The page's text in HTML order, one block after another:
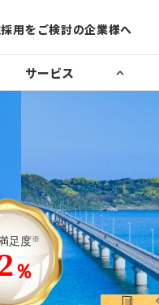
足度※
％
用をご検討の企業様へ
ェア）
）
AGENT
集
用をご検討の企業様へ
サービス keyboard_arrow_up
中途合同企業説明
（マイナビ転職フェ
ウ
北海道
東北エ
抑えながら、年間50
的な採用と、社内